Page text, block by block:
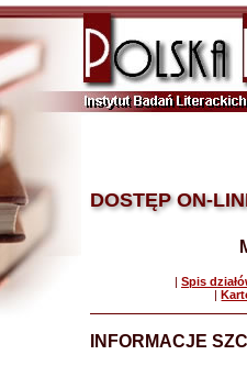
DOSTĘP ON-
| Spis
|
INFORMACJE